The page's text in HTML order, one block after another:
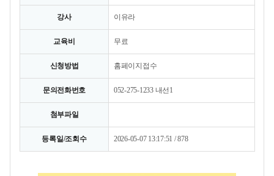
강사 이유라
교육비 무료
신청방법 홈페이지접수
문의전화번호 052-275-1233 내선1
첨부파일
등록일/조회수 2026-05-07 13:17:51 / 878